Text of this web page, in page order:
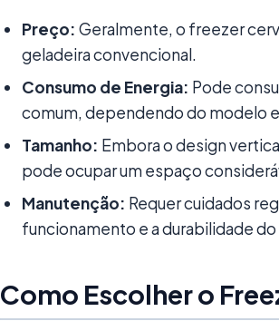
Preço: Geralmente, o freezer
geladeira convencional.
Consumo de Energia: Pode
comum, dependendo do modelo
Tamanho: Embora o design
pode ocupar um espaço
Manutenção: Requer cuidados
funcionamento e a durabilidade
Como Escolher o